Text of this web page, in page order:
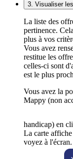
3. Visualiser
La liste des
pertinence.
plus à vos
Vous avez
restitue les
celles-ci sont
est le plus
Vous avez la
Mappy (non
handicap) en
La carte
voyez à